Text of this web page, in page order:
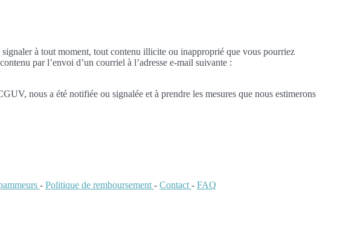
à tout moment, tout contenu illicite ou inapproprié que vous pourriez
par l’envoi d’un courriel à l’adresse e-mail suivante :
nous a été notifiée ou signalée et à prendre les mesures que nous estimerons
- Politique de remboursement - Contact - FAQ